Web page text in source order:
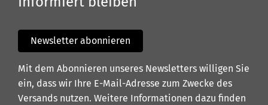
Newsletter abonnieren
Mit dem Abonnieren unseres Newsletters willigen Sie
ein, dass wir Ihre E-Mail-Adresse zum Zwecke des
Versands nutzen. Weitere Informationen dazu finden